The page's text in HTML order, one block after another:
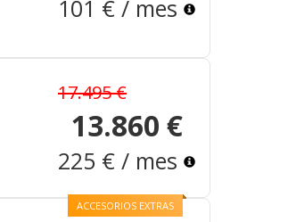
101 € / mes
17.495 €
13.860 €
225 € / mes
ACCESORIOS EXTRAS